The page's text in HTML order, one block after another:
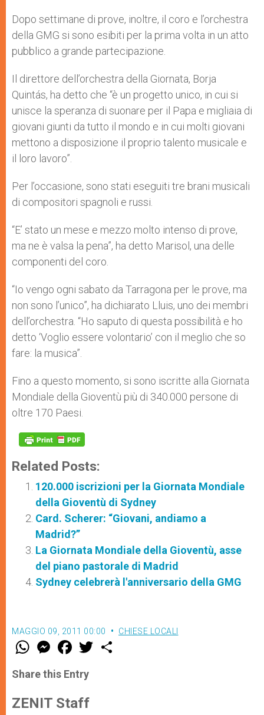
Dopo settimane di prove, inoltre, il coro e l’orchestra
della GMG si sono esibiti per la prima volta in un atto
pubblico a grande partecipazione.
Il direttore dell’orchestra della Giornata, Borja
Quintás, ha detto che “è un progetto unico, in cui si
unisce la speranza di suonare per il Papa e migliaia di
giovani giunti da tutto il mondo e in cui molti giovani
mettono a disposizione il proprio talento musicale e
il loro lavoro”.
Per l’occasione, sono stati eseguiti tre brani musicali
di compositori spagnoli e russi.
“E’ stato un mese e mezzo molto intenso di prove,
ma ne è valsa la pena”, ha detto Marisol, una delle
componenti del coro.
“Io vengo ogni sabato da Tarragona per le prove, ma
non sono l’unico”, ha dichiarato Lluis, uno dei membri
dell’orchestra. “Ho saputo di questa possibilità e ho
detto ‘Voglio essere volontario’ con il meglio che so
fare: la musica”.
Fino a questo momento, si sono iscritte alla Giornata
Mondiale della Gioventù più di 340.000 persone di
oltre 170 Paesi.
Related Posts:
120.000 iscrizioni per la Giornata Mondiale
della Gioventù di Sydney
Card. Scherer: “Giovani, andiamo a
Madrid?”
La Giornata Mondiale della Gioventù, asse
del piano pastorale di Madrid
Sydney celebrerà l'anniversario della GMG
MAGGIO 09, 2011 00:00 CHIESE LOCALI
W
t
s
p
p
M
e
s
e
g
e
F
a
e
b
o
k
w
Share this Entry
ZENIT Staff